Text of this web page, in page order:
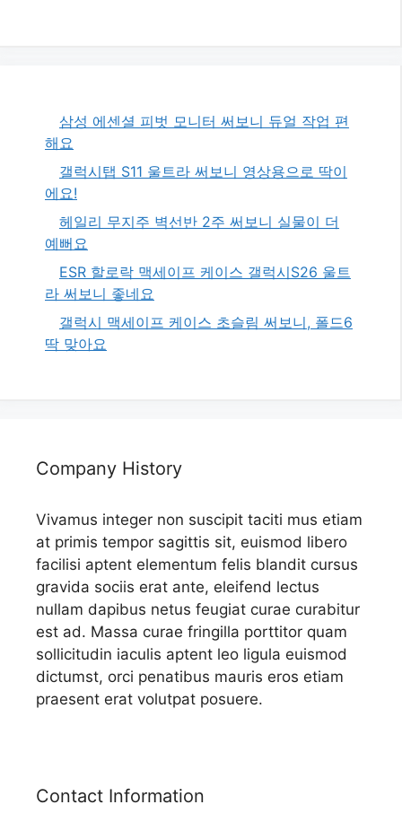
삼성 에센셜 피벗 모니터 써보니 듀얼 작업 편
해요
갤럭시탭 S11 울트라 써보니 영상용으로 딱이
에요!
헤일리 무지주 벽선반 2주 써보니 실물이 더
예뻐요
ESR 할로락 맥세이프 케이스 갤럭시S26 울트
라 써보니 좋네요
갤럭시 맥세이프 케이스 초슬림 써보니, 폴드6
딱 맞아요
Company History
Vivamus integer non suscipit taciti mus etiam
at primis tempor sagittis sit, euismod libero
facilisi aptent elementum felis blandit cursus
gravida sociis erat ante, eleifend lectus
nullam dapibus netus feugiat curae curabitur
est ad. Massa curae fringilla porttitor quam
sollicitudin iaculis aptent leo ligula euismod
dictumst, orci penatibus mauris eros etiam
praesent erat volutpat posuere.
Contact Information